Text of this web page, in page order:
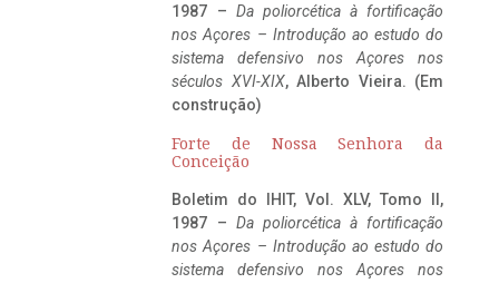
1987 – Da poliorcética à fortificação
nos Açores – Introdução ao estudo do
sistema defensivo nos Açores nos
séculos XVI-XIX, Alberto Vieira. (Em
construção)
Forte de Nossa Senhora da
Conceição
Boletim do IHIT, Vol. XLV, Tomo II,
1987 – Da poliorcética à fortificação
nos Açores – Introdução ao estudo do
sistema defensivo nos Açores nos